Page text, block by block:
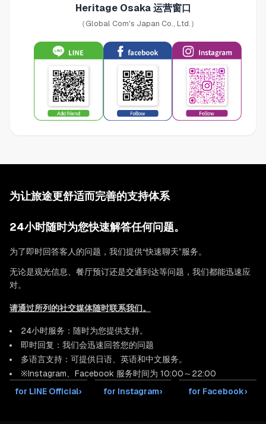
Heritage Osaka 运营窗口
（Global Com's Japan Co., Ltd.）
为让旅途更舒适而完善的支持体系
24小时随时为您快速解答任何问题。
为了即时回答客人的问题，我们提供“快速聊天”服务。
无论是观光信息、餐厅预订还是交通到达等问题，我们都能迅速应
对。
请通过所列的社交媒体随时联系我们。
24小时服务：随时为您提供支持。
即时回复：我们会迅速回答您的问题
多语言支持：可提供日语、英语和中文服务。
※Instagram、Facebook 服务时间为 10:00～22:00
for LINE Official› for Instagram› for Facebook›